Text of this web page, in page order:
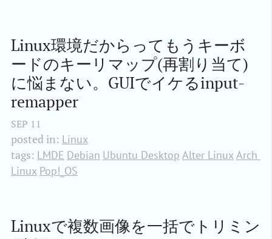
Linux環境だからってもうキーボ
ードのキーリマップ(再割り当て)
に悩まない。GUIでイケるinput-
remapper
SEP 11
posted in: Linux
tags: LMDE Debian Ubuntu Desktop Alter LinuxArch
Linux Pop!_OS
Linuxで複数画像を一括でトリミン